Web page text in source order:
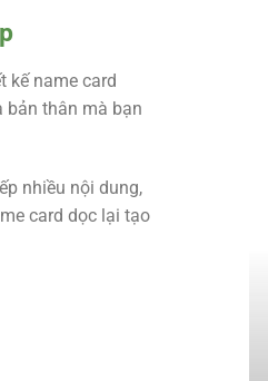
kế name card
bản thân mà bạn
nhiều nội dung,
card dọc lại tạo